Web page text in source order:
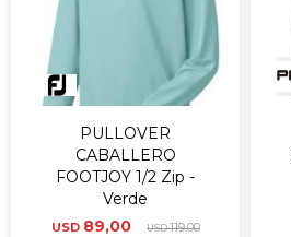
PULLOVER
CABALLERO
FOOTJOY 1/2 Zip -
Verde
USD 89,00 USD119,00